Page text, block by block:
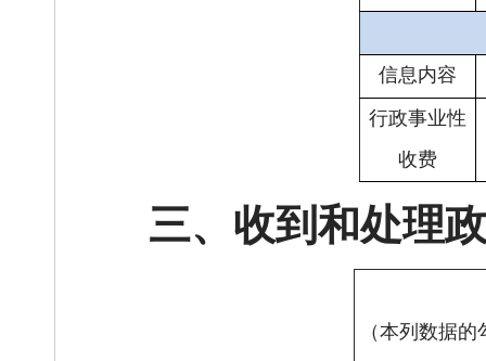
信息内容
行政事业性
收费
三、 收到和处理
（本列数据